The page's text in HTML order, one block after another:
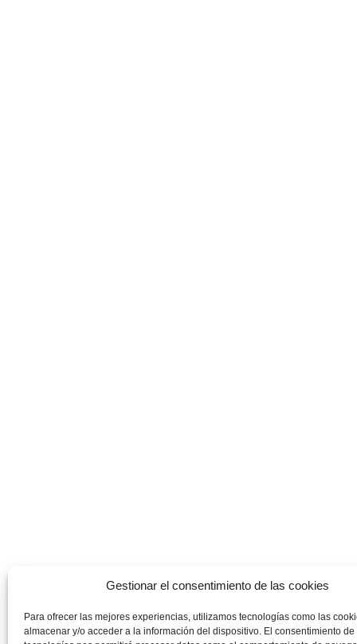
Gestionar el consentimiento de las cookies
Para ofrecer las mejores experiencias, utilizamos tecnologías como las
almacenar y/o acceder a la información del dispositivo. El consentimiento de